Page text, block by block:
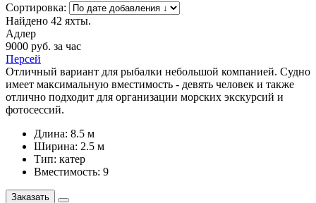
Сортировка:
Найдено 42 яхты.
Адлер
9000 руб. за час
Персей
Отличный вариант для рыбалки небольшой компанией. Судно
имеет максимальную вместимость - девять человек и также
отлично подходит для организации морских экскурсий и
фотосессий.
Длина: 8.5 м
Ширина: 2.5 м
Тип: катер
Вместимость: 9
Заказать